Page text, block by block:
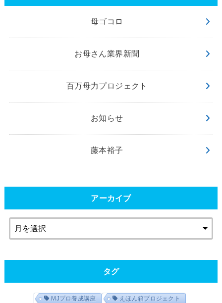
母ゴコロ
お母さん業界新聞
百万母力プロジェクト
お知らせ
藤本裕子
アーカイブ
タグ
MJプロ養成講座 えほん箱プロジェクト